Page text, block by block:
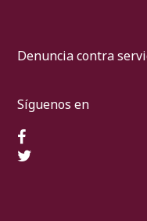
Denuncia contra
Síguenos en